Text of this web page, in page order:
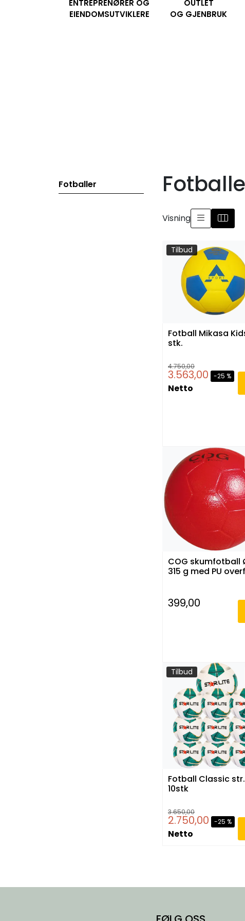
Skip to main contentENTREPRENØRER OG
EIENDOMSUTVIKLERE
OUTLET
OG GJENBRUK
Fotballer
Visning
Tilbud
Fotball Mikasa
stk.
4.750,00
3.563,00 -25 %
Netto
COG skumfotball
315 g med PU
399,00
Tilbud
Fotball Classic
10stk
3.650,00
2.750,00 -25 %
Netto